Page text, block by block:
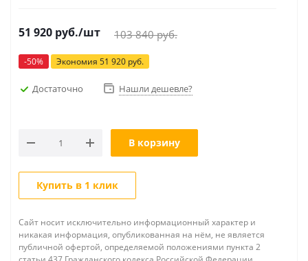
51 920 руб./шт 103 840руб.
-50% Экономия 51 920 руб.
Достаточно Нашли дешевле?
В корзину
Купить в 1 клик
Сайт носит исключительно информационный характер и
никакая информация, опубликованная на нём, не является
публичной офертой, определяемой положениями пункта 2